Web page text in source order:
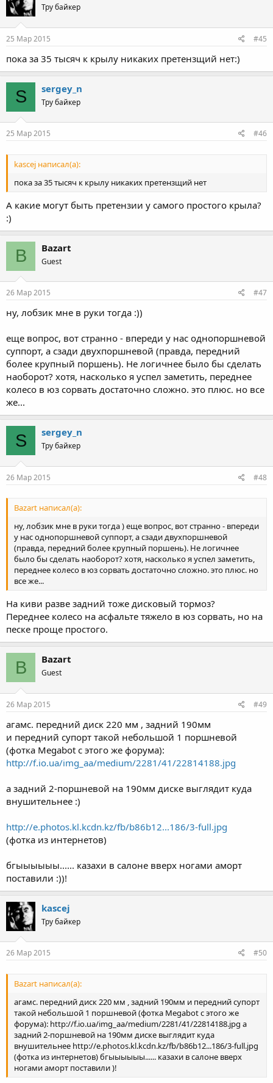
Тру байкер
25 Мар 2015 #45
пока за 35 тысяч к крылу никаких претензщий нет:)
S sergey_n
Тру байкер
25 Мар 2015 #46
kascej написал(а):
пока за 35 тысяч к крылу никаких претензщий нет
А какие могут быть претензии у самого простого крыла?
:)
B Bazart
Guest
26 Мар 2015 #47
ну, лобзик мне в руки тогда :))
еще вопрос, вот странно - впереди у нас однопоршневой
суппорт, а сзади двухпоршневой (правда, передний
более крупный поршень). Не логичнее было бы сделать
наоборот? хотя, насколько я успел заметить, переднее
колесо в юз сорвать достаточно сложно. это плюс. но все
же...
S sergey_n
Тру байкер
26 Мар 2015 #48
Bazart написал(а):
ну, лобзик мне в руки тогда ) еще вопрос, вот странно - впереди
у нас однопоршневой суппорт, а сзади двухпоршневой
(правда, передний более крупный поршень). Не логичнее
было бы сделать наоборот? хотя, насколько я успел заметить,
переднее колесо в юз сорвать достаточно сложно. это плюс. но
все же...
На киви разве задний тоже дисковый тормоз?
Переднее колесо на асфальте тяжело в юз сорвать, но на
песке проще простого.
B Bazart
Guest
26 Мар 2015 #49
агамс. передний диск 220 мм , задний 190мм
и передний супорт такой небольшой 1 поршневой
(фотка Megabot с этого же форума):
http://f.io.ua/img_aa/medium/2281/41/22814188.jpg
а задний 2-поршневой на 190мм диске выглядит куда
внушительнее :)
http://e.photos.kl.kcdn.kz/fb/b86b12...186/3-full.jpg
(фотка из интернетов)
бгыыыыыы...... казахи в салоне вверх ногами аморт
поставили :))!
kascej
Тру байкер
26 Мар 2015 #50
Bazart написал(а):
агамс. передний диск 220 мм , задний 190мм и передний супорт
такой небольшой 1 поршневой (фотка Megabot с этого же
форума): http://f.io.ua/img_aa/medium/2281/41/22814188.jpg а
задний 2-поршневой на 190мм диске выглядит куда
внушительнее http://e.photos.kl.kcdn.kz/fb/b86b12...186/3-full.jpg
(фотка из интернетов) бгыыыыыы...... казахи в салоне вверх
ногами аморт поставили )!